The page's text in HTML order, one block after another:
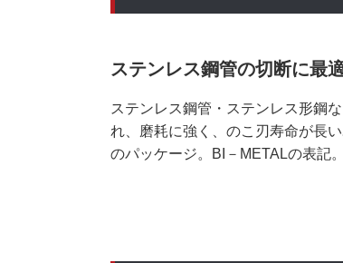
ステンレス鋼管の切断に最
ステンレス鋼管・ステンレス形鋼
れ、磨耗に強く、のこ刃寿命が長
のパッケージ。BI－METALの表記。